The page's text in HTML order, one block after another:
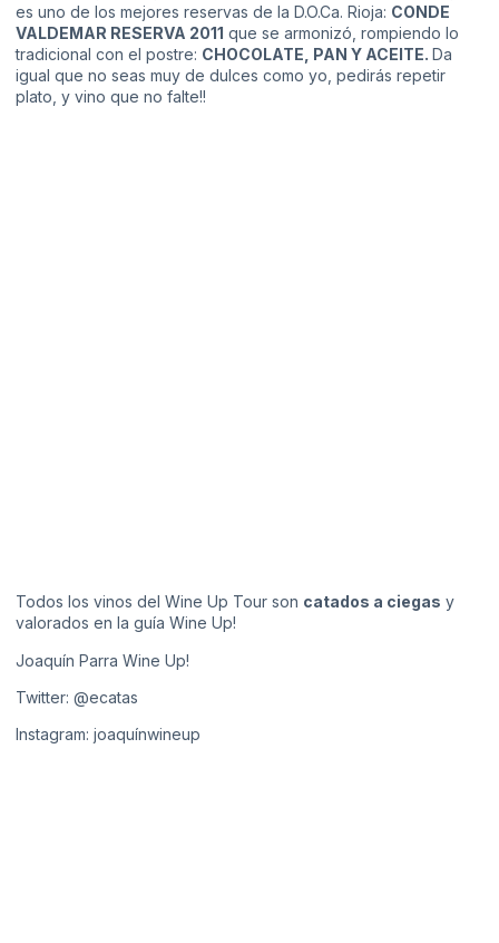
es uno de los mejores reservas de la D.O.Ca. Rioja: CONDE
VALDEMAR RESERVA 2011 que se armonizó, rompiendo lo
tradicional con el postre: CHOCOLATE, PAN Y ACEITE. Da
igual que no seas muy de dulces como yo, pedirás repetir
plato, y vino que no falte!!
Todos los vinos del Wine Up Tour son catados a ciegas y
valorados en la guía Wine Up!
Joaquín Parra Wine Up!
Twitter: @ecatas
Instagram: joaquínwineup